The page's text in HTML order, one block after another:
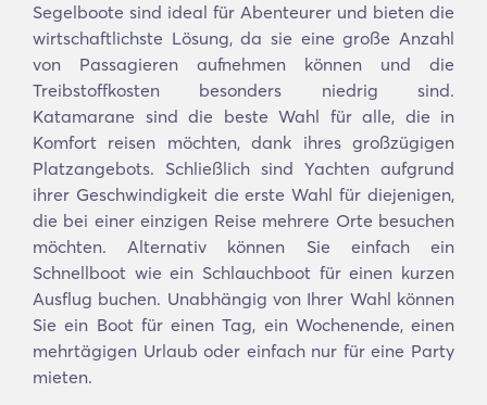
Segelboote sind ideal für Abenteurer und bieten die
wirtschaftlichste Lösung, da sie eine große Anzahl
von Passagieren aufnehmen können und die
Treibstoffkosten besonders niedrig sind.
Katamarane sind die beste Wahl für alle, die in
Komfort reisen möchten, dank ihres großzügigen
Platzangebots. Schließlich sind Yachten aufgrund
ihrer Geschwindigkeit die erste Wahl für diejenigen,
die bei einer einzigen Reise mehrere Orte besuchen
möchten. Alternativ können Sie einfach ein
Schnellboot wie ein Schlauchboot für einen kurzen
Ausflug buchen. Unabhängig von Ihrer Wahl können
Sie ein Boot für einen Tag, ein Wochenende, einen
mehrtägigen Urlaub oder einfach nur für eine Party
mieten.